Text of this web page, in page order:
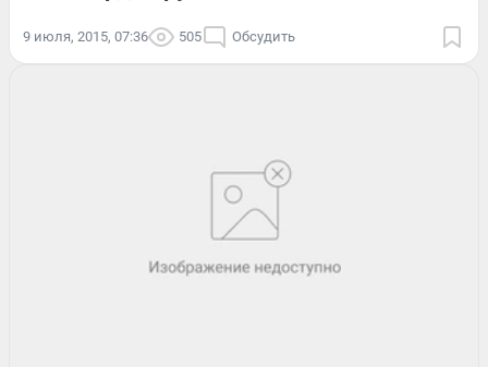
9 июля, 2015, 07:36 505 Обсудить